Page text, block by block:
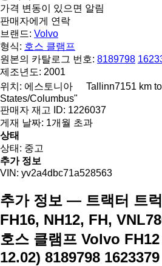
가격 변동이 있으면 알림
판매자에게 연락
브랜드: Volvo
형식: 호스 클램프
원본의 카탈로그 번호: 8189798
제조년도: 2001
위치: 에스토니아 Tallinn7151 km
States/Columbus"
판매자 재고 ID: 1226037
게재 날짜: 1개월 초과
상태
상태: 중고
추가 정보
VIN: yv2a4dbc71a528563
추가 정보 — 트랙터 트
FH16, NH12, FH,
호스 클램프 Volvo
12.02) 8189798 1623379